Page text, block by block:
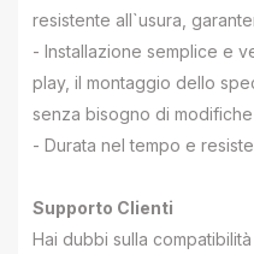
resistente all`usura,
- Installazione semplice e
play, il montaggio dello
senza bisogno di
- Durata nel tempo e
Supporto Clienti
Hai dubbi sulla